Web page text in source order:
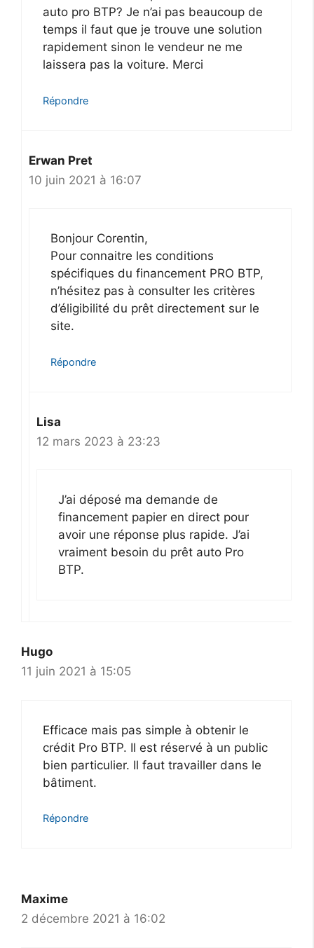
auto pro BTP? Je n’ai pas beaucoup de
temps il faut que je trouve une solution
rapidement sinon le vendeur ne me
laissera pas la voiture. Merci
Répondre
Erwan Pret
10 juin 2021 à 16:07
Bonjour Corentin,
Pour connaitre les conditions
spécifiques du financement PRO BTP,
n’hésitez pas à consulter les critères
d’éligibilité du prêt directement sur le
site.
Répondre
Lisa
12 mars 2023 à 23:23
J’ai déposé ma demande de
financement papier en direct pour
avoir une réponse plus rapide. J’ai
vraiment besoin du prêt auto Pro
BTP.
Hugo
11 juin 2021 à 15:05
Efficace mais pas simple à obtenir le
crédit Pro BTP. Il est réservé à un public
bien particulier. Il faut travailler dans le
bâtiment.
Répondre
Maxime
2 décembre 2021 à 16:02